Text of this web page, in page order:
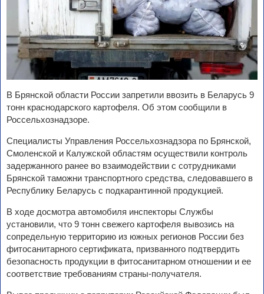
В Брянской области России запретили ввозить в Беларусь 9
тонн краснодарского картофеля. Об этом сообщили в
Россельхознадзоре.
Специалисты Управления Россельхознадзора по Брянской,
Смоленской и Калужской областям осуществили контроль
задержанного ранее во взаимодействии с сотрудниками
Брянской таможни транспортного средства, следовавшего в
Республику Беларусь с подкарантинной продукцией.
В ходе досмотра автомобиля инспекторы Службы
установили, что 9 тонн свежего картофеля вывозись на
сопредельную территорию из южных регионов России без
фитосанитарного сертификата, призванного подтвердить
безопасность продукции в фитосанитарном отношении и ее
соответствие требованиям страны-получателя.